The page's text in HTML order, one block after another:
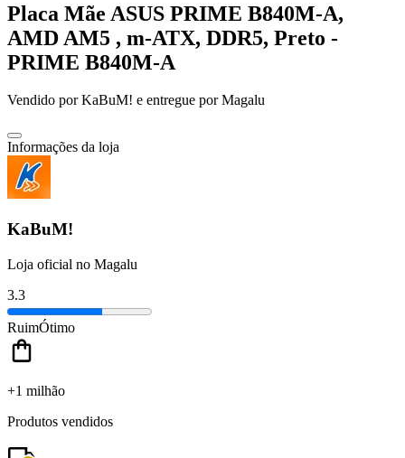
Placa Mãe ASUS PRIME B840M-A,
AMD AM5 , m-ATX, DDR5, Preto -
PRIME B840M-A
Vendido porKaBuM! e entregue por Magalu
Informações da loja
KaBuM!
Loja oficial no Magalu
3.3
RuimÓtimo
+1 milhão
Produtos vendidos